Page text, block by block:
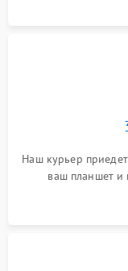
Наш курьер
ваш планшет и